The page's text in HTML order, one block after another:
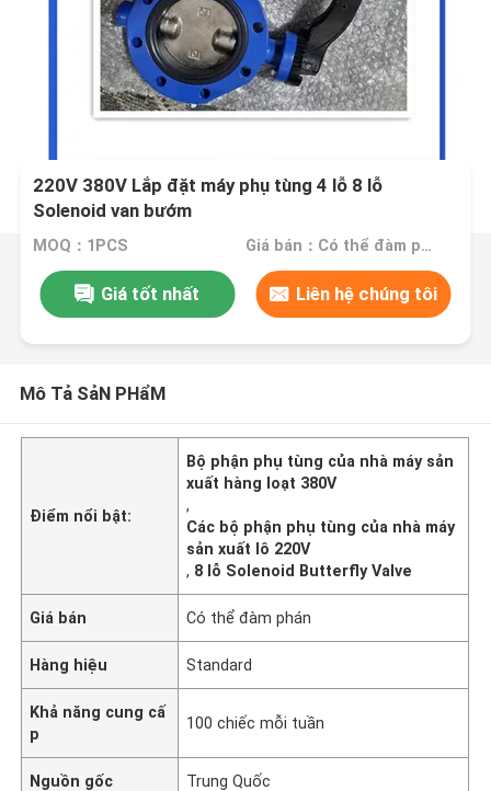
220V 380V Lắp đặt máy phụ tùng 4 lỗ 8 lỗ
Solenoid van bướm
MOQ：1PCS Giá bán：Có thể đàm phán
Giá tốt nhất Liên hệ chúng tôi
Mô Tả SảN PHẩM
Điểm nổi bật:
Bộ phận phụ tùng của nhà máy sản
xuất hàng loạt 380V
,
Các bộ phận phụ tùng của nhà máy
sản xuất lô 220V
, 8 lỗ Solenoid Butterfly Valve
Giá bán Có thể đàm phán
Hàng hiệu Standard
Khả năng cung cấ
p
100 chiếc mỗi tuần
Nguồn gốc Trung Quốc